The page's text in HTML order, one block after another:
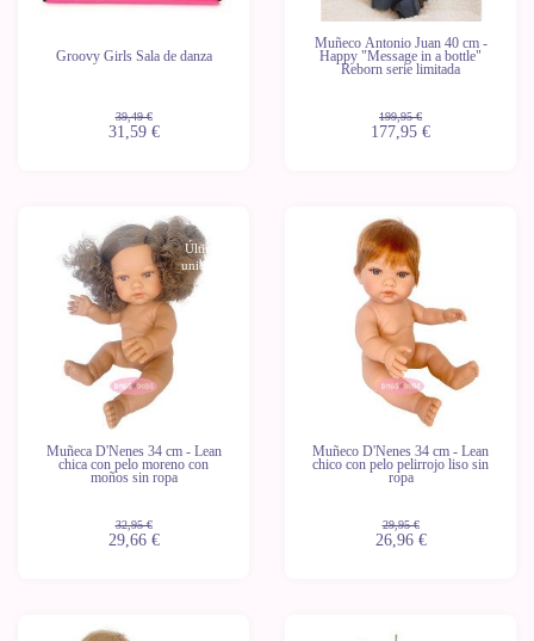
Groovy Girls Sala de danza
39,49 €
31,59 €
Muñeco Antonio Juan 40 cm -
Happy "Message in a bottle"
Reborn serie limitada
199,95 €
177,95 €
Últimas
unidades
Muñeca D'Nenes 34 cm - Lean
chica con pelo moreno con
moños sin ropa
32,95 €
29,66 €
Muñeco D'Nenes 34 cm - Lean
chico con pelo pelirrojo liso sin
ropa
29,95 €
26,96 €